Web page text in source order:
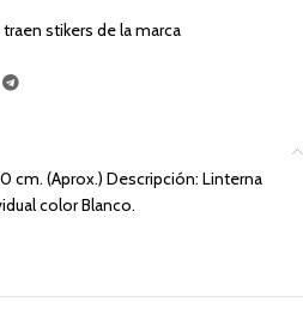
stikers de la marca
cm. (Aprox.) Descripción: Linterna
color Blanco.